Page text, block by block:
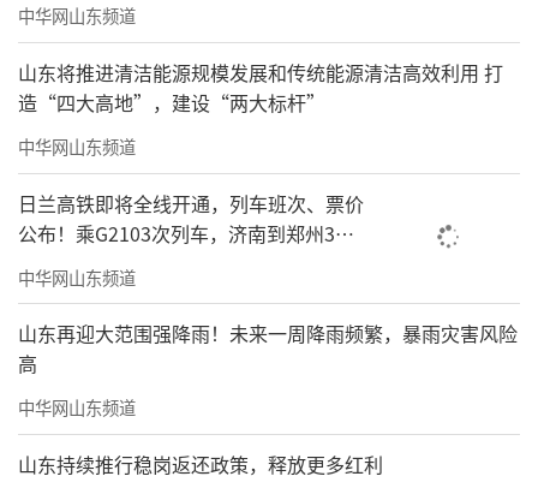
中华网山东频道
山东将推进清洁能源规模发展和传统能源清洁高效利用 打
造“四大高地”，建设“两大标杆”
中华网山东频道
日兰高铁即将全线开通，列车班次、票价
公布！乘G2103次列车，济南到郑州3小
时到达
中华网山东频道
山东再迎大范围强降雨！未来一周降雨频繁，暴雨灾害风险
高
中华网山东频道
山东持续推行稳岗返还政策，释放更多红利